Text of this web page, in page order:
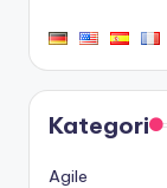
Kategori
Agile